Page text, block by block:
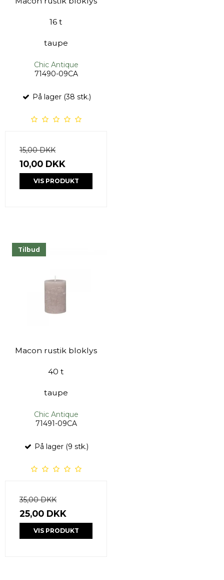
16 t
taupe
Chic Antique
71490-09CA
På lager (38 stk.)
15,00 DKK
10,00 DKK
VIS PRODUKT
Tilbud
Macon rustik bloklys
40 t
taupe
Chic Antique
71491-09CA
På lager (9 stk.)
35,00 DKK
25,00 DKK
VIS PRODUKT